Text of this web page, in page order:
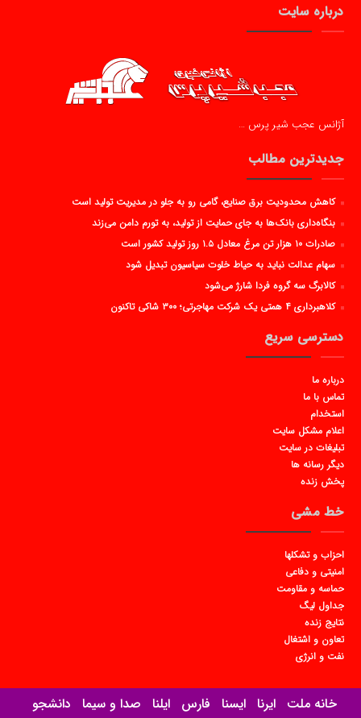
درباره سایت
آژانس عجب شیر پرس …
جدیدترین مطالب
کاهش محدودیت برق صنایع، گامی رو به جلو در مدیریت تولید است
بنگاه‌داری بانک‌ها به جای حمایت از تولید، به تورم دامن می‌زند
صادرات ۱۰ هزار تن مرغ معادل ۱.۵ روز تولید کشور است
سهام عدالت نباید به حیاط خلوت سیاسیون تبدیل شود
کالابرگ سه گروه فردا شارژ می‌شود
کلاهبرداری ۴ همتی یک شرکت مهاجرتی؛ ۳۰۰ شاکی تاکنون
دسترسی سریع
درباره ما
تماس با ما
استخدام
اعلام مشکل سایت
تبلیغات در سایت
دیگر رسانه ها
پخش زنده
خط مشی
احزاب و تشکلها
امنیتی و دفاعی
حماسه و مقاومت
جداول لیگ
نتایج زنده
تعاون و اشتغال
نفت و انرژی
خانه ملت ایرنا ایسنا فارس ایلنا صدا و سیما دانشجو